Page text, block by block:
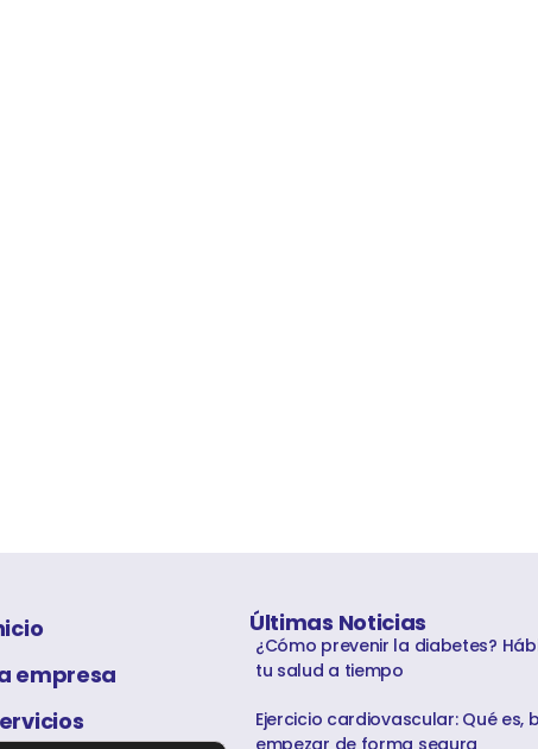
empresa
Últimas Noticias
¿Cómo prevenir la diabetes?
tu salud a tiempo
Ejercicio cardiovascular: Qué es,
empezar de forma segura